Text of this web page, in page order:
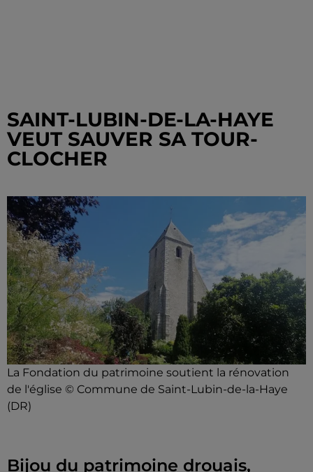
SAINT-LUBIN-DE-LA-HAYE
VEUT SAUVER SA TOUR-
CLOCHER
La Fondation du patrimoine soutient la rénovation
de l'église © Commune de Saint-Lubin-de-la-Haye
(DR)
Bijou du patrimoine drouais,